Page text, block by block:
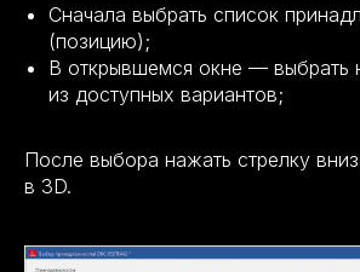
Сначала выбрать список
(позицию);
В открывшемся окне — выбрать
из доступных вариантов;
После выбора нажать стрелку
в 3D.